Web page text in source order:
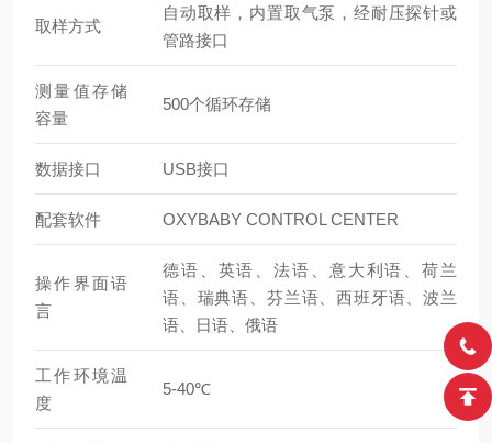
取样方式
自动取样，内置取气泵，经耐压探针或
管路接口
测量值存储
容量
500个循环存储
数据接口 USB接口
配套软件 OXYBABY CONTROL CENTER
操作界面语
言
德语、英语、法语、意大利语、荷兰
语、瑞典语、芬兰语、西班牙语、波兰
语、日语、俄语
工作环境温
度
5-40℃